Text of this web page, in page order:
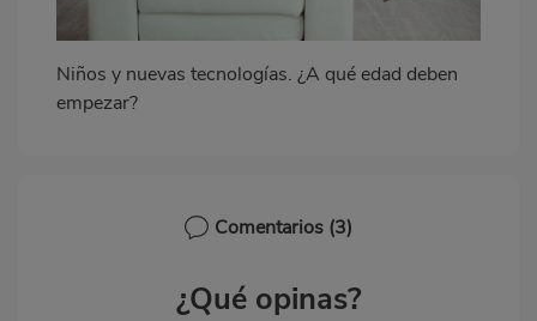
Niños y nuevas tecnologías. ¿A qué edad deben
empezar?
Comentarios (3)
¿Qué opinas?